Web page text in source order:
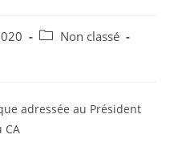
PostNon classé
adressée au Président
CA